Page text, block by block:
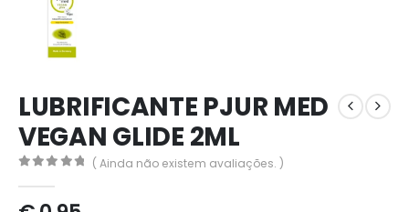
LUBRIFICANTE PJUR MED
VEGAN GLIDE 2ML
( Ainda não existem avaliações. )